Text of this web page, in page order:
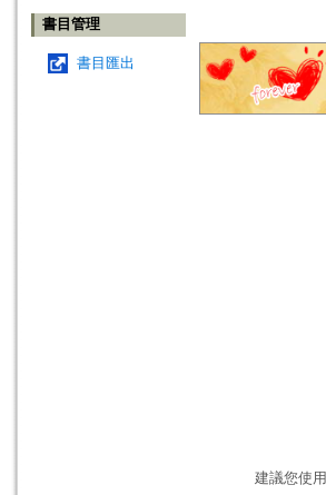
書目管理
書目匯出
建議您使